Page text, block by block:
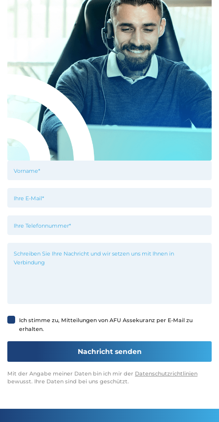
Ich stimme zu, Mitteilungen von AFU Assekuranz per E-Mail zu
erhalten.
Mit der Angabe meiner Daten bin ich mir der Datenschutzrichtlinien
bewusst. Ihre Daten sind bei uns geschützt.